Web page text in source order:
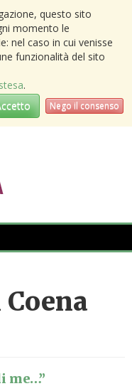
questo sito
momento le
nel caso in cui venisse
funzionalità del sito
.
Nego il consenso
me…”